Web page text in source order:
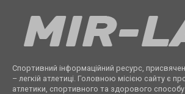
Спортивний інформаційний ресурс,
– легкій атлетиці. Головною місією сайту є
атлетики, спортивного та здорового способу